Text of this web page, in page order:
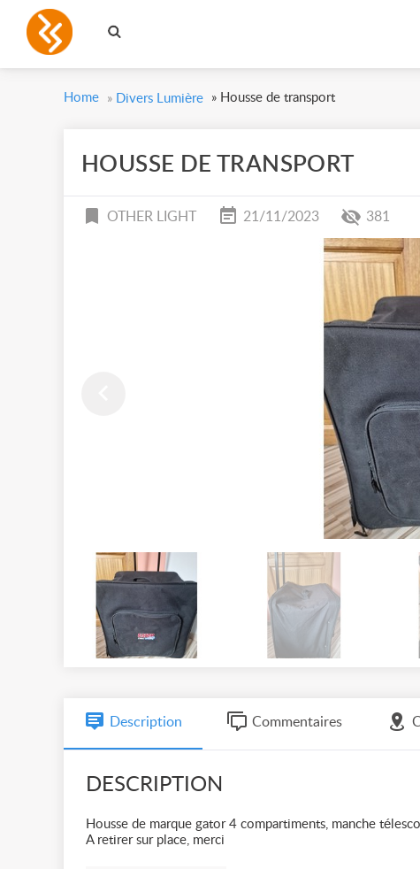
Home » Divers Lumière » Housse de transport
HOUSSE DE TRANSPORT
OTHER LIGHT 21/11/2023 381
Description Commentaires
DESCRIPTION
Housse de marque gator 4 compartiments, manche
A retirer sur place, merci